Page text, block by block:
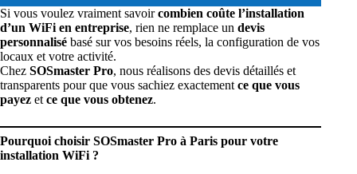
Si vous voulez vraiment savoircombien coûte l’installation
d’un WiFi en entreprise, rien ne remplace un devis
personnalisé basé sur vos besoins réels, la configuration de vos
locaux et votre activité.
Chez SOSmaster Pro, nous réalisons des devis détaillés et
transparents pour que vous sachiez exactement ce que vous
payez et ce que vous obtenez.
Pourquoi choisir SOSmaster Pro à Paris pour votre
installation WiFi ?